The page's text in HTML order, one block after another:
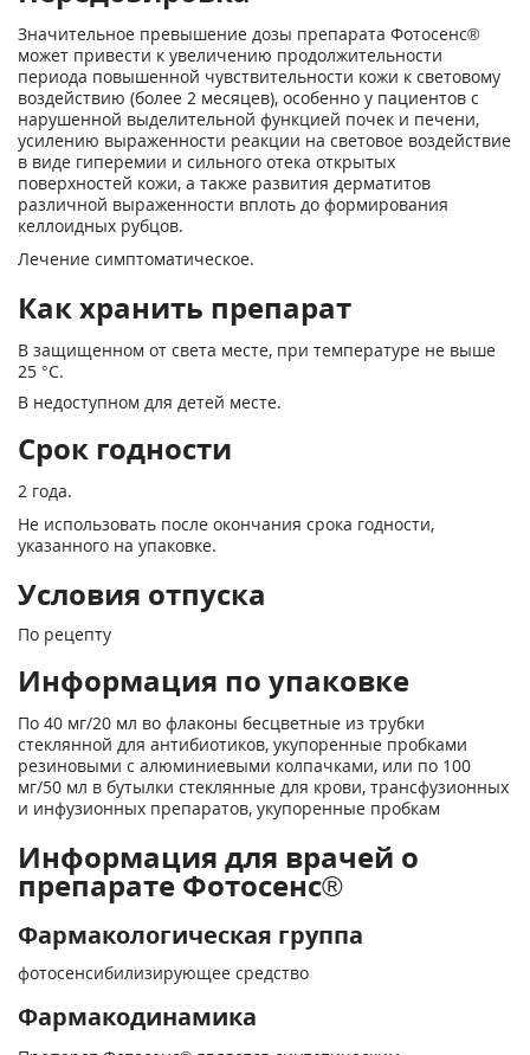
Значительное превышение дозы препарата Фотосенс®
может привести к увеличению продолжительности
периода повышенной чувствительности кожи к световому
воздействию (более 2 месяцев), особенно у пациентов с
нарушенной выделительной функцией почек и печени,
усилению выраженности реакции на световое воздействие
в виде гиперемии и сильного отека открытых
поверхностей кожи, а также развития дерматитов
различной выраженности вплоть до формирования
келлоидных рубцов.
Лечение симптоматическое.
Как хранить препарат
В защищенном от света месте, при температуре не выше
25 °С.
В недоступном для детей месте.
Срок годности
2 года.
Не использовать после окончания срока годности,
указанного на упаковке.
Условия отпуска
По рецепту
Информация по упаковке
По 40 мг/20 мл во флаконы бесцветные из трубки
стеклянной для антибиотиков, укупоренные пробками
резиновыми с алюминиевыми колпачками, или по 100
мг/50 мл в бутылки стеклянные для крови, трансфузионных
и инфузионных препаратов, укупоренные пробкам
Информация для врачей о
препарате Фотосенс®
Фармакологическая группа
фотосенсибилизирующее средство
Фармакодинамика